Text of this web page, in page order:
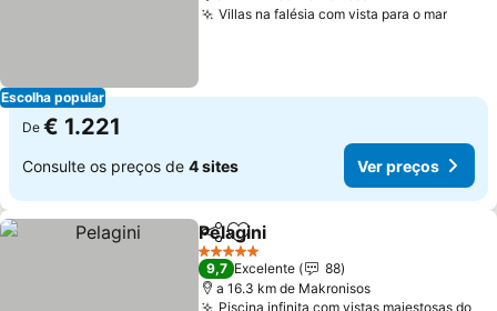
Escolha popular
Villas na falésia com vista para o mar
De € 1.221
Consulte os preços de 4 sites Ver preços
PartilharAdicionar aos favoritos
Pelagini
5 Estrelas
9,7 Excelente
88
a 16.3 km de Makronisos
Piscina infinita com vistas majestosas do